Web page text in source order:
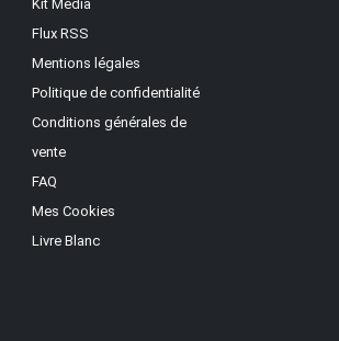
Kit Média
Flux RSS
Mentions légales
Politique de confidentialité
Conditions générales de
vente
FAQ
Mes Cookies
Livre Blanc